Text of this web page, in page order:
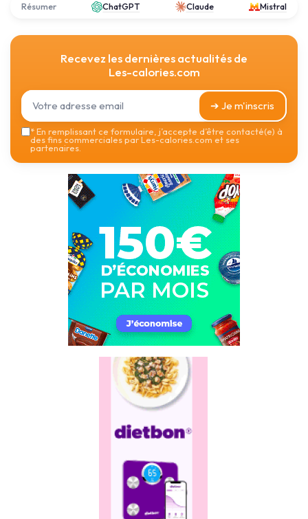
Résumer ChatGPT Claude Mistral
Recevez les dernières actualités de
Les-calories.com
➔ Je m'inscris
*En remplissant ce formulaire, j’accepte d’être contacté(e) à
des fins commerciales par Les-calories.com et ses
partenaires.